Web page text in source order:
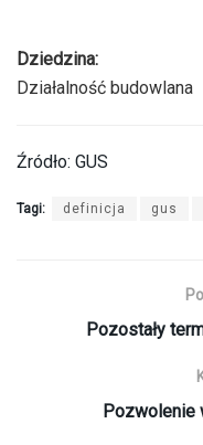
Dziedzina:
Działalność budowlana
Źródło: GUS
Tagi: definicja gus
Pozostały
Pozwolenie